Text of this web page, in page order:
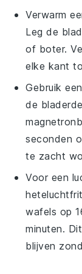
Verwarm
Leg de
of boter.
elke kant
Gebruik
de
seconden
te zacht
Voor een
wafels op
minuten.
blijven